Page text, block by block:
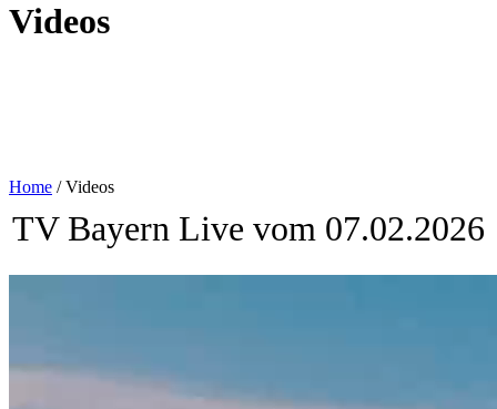
Videos
Home /Videos
TV Bayern Live vom 07.02.2026